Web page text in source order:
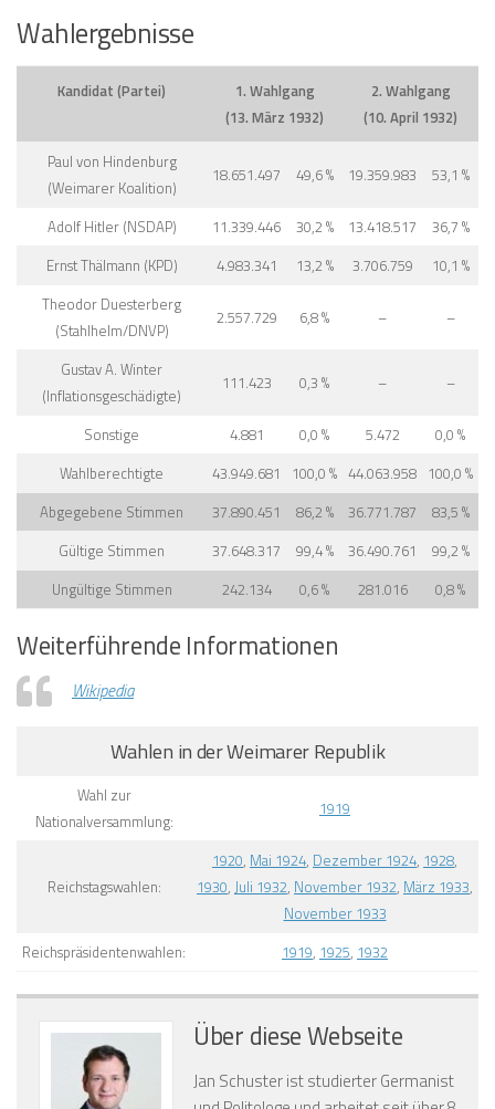
Wahlergebnisse
Kandidat (Partei)
1. Wahlgang
(13. März 1932)
2. Wahlgang
(10. April 1932)
Paul von Hindenburg
(Weimarer Koalition)
18.651.497 49,6 % 19.359.983 53,1 %
Adolf Hitler (NSDAP) 11.339.446 30,2 % 13.418.517
36,7 %
Ernst Thälmann (KPD)
4.983.341 13,2 % 3.706.759
10,1 %
Theodor Duesterberg
(Stahlhelm/DNVP)
2.557.729 6,8 % – –
Gustav A. Winter
(Inflationsgeschädigte)
111.423 0,3 % – –
Sonstige 4.881 0,0 % 5.472
0,0 %
Wahlberechtigte
43.949.681 100,0 % 44.063.958 100,0 %
Abgegebene Stimmen
37.890.451 86,2 % 36.771.787
83,5 %
Gültige Stimmen
37.648.317 99,4 % 36.490.761
99,2 %
Ungültige Stimmen
242.134 0,6 % 281.016 0,8 %
Weiterführende Informationen
Wikipedia
Wahlen in der Weimarer Republik
Wahl zur
Nationalversammlung:
1919
Reichstagswahlen:
1920, Mai 1924, Dezember 1924, 1928,
1930, Juli 1932, November 1932, März 1933,
November 1933
Reichspräsidentenwahlen:
1919, 1925, 1932
Über diese Webseite
Jan Schuster ist studierter Germanist